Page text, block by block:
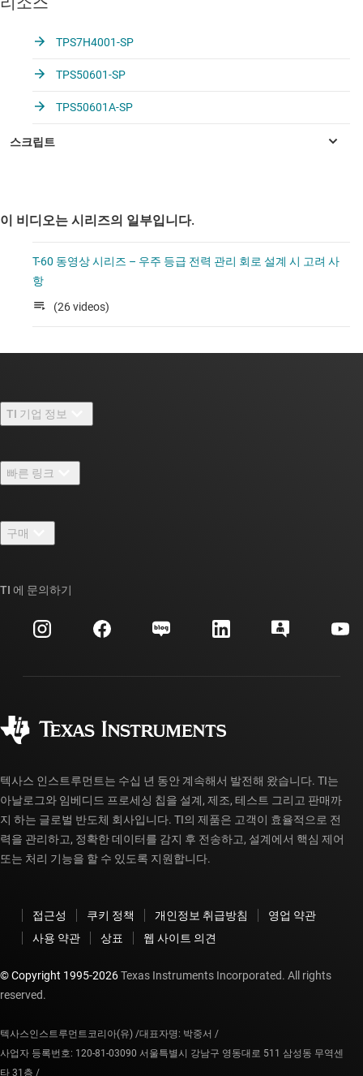
TPS7H4001-SP
TPS50601-SP
TPS50601A-SP
이 비디오는 시리즈의 일부입니다.
T-60 동영상 시리즈 – 우주 등급 전력 관리 회로 설계 시 고려 사
항
(26 videos)
TI 기업 정보
채용
뉴스룸
이벤트
투자 관계
빠른 링크
TI E2E™ 설계 지원 포럼
대체품 검색
고객 지원 센터
myTI 계정 FAQ
구매
주문 FAQ
TI 에 문의하기
텍사스 인스트루먼트는 수십 년 동안 계속해서 발전해 왔습니다. TI는
아날로그와 임베디드 프로세싱 칩을 설계, 제조, 테스트 그리고 판매까
지 하는 글로벌 반도체 회사입니다. TI의 제품은 고객이 효율적으로 전
력을 관리하고, 정확한 데이터를 감지 후 전송하고, 설계에서 핵심 제어
또는 처리 기능을 할 수 있도록 지원합니다.
접근성 쿠키 정책 개인정보 취급방침
영업 약관
사용 약관
상표 웹 사이트 의견
© Copyright 1995-2026Texas Instruments Incorporated. All rights
reserved.
텍사스인스트루먼트코리아(유) /대표자명: 박중서 /
사업자 등록번호: 120-81-03090 서울특별시 강남구 영동대로 511 삼성동 무역센
타 31층 /